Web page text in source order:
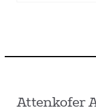
Attenkofer